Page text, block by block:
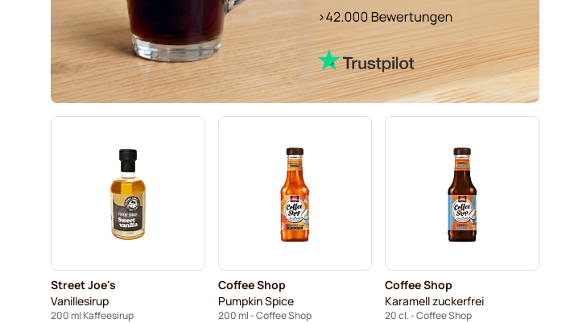
Street Joe's
Vanillesirup
200 ml Kaffeesirup
Coffee Shop
Pumpkin Spice
200 ml - Coffee Shop
Coffee Shop
Karamell zuckerfrei
20 cl. - Coffee Shop